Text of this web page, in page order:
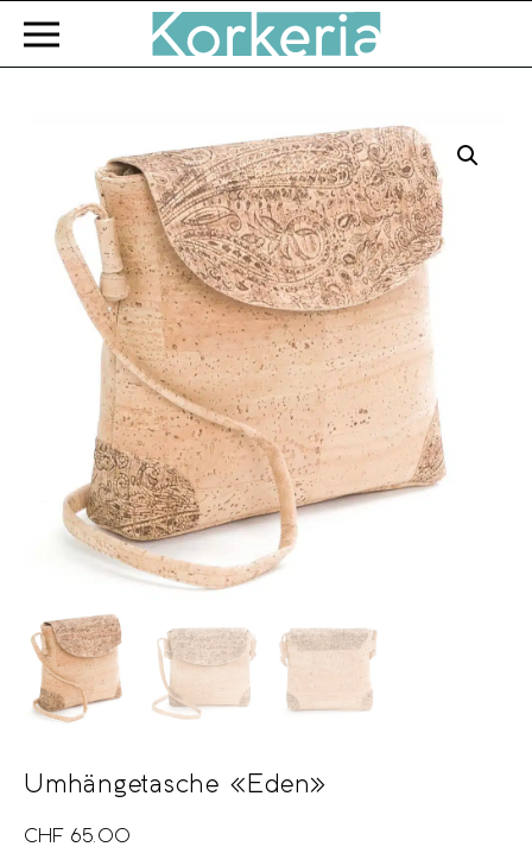
Zum Hauptinhalt springen
Umhängetasche «Eden»
CHF 65.00